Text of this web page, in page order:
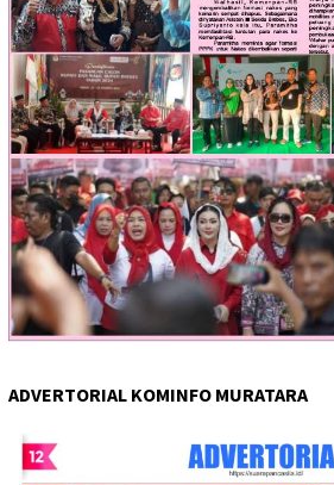
ADVERTORIAL KOMINFO MURATARA